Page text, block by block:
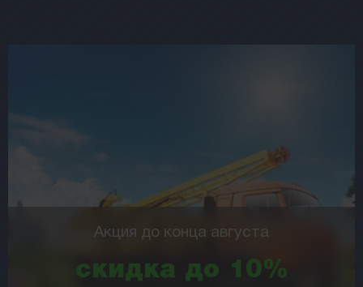
Акция до конца августа
скидка до 10%